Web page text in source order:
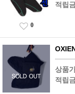
적립
0
상품
적립